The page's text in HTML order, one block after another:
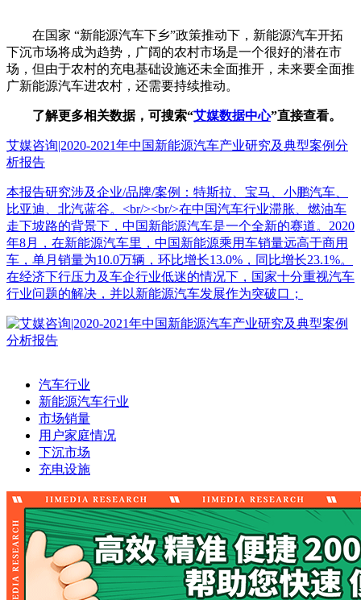
在国家 “新能源汽车下乡”政策推动下，新能源汽车开拓
下沉市场将成为趋势，广阔的农村市场是一个很好的潜在市
场，但由于农村的充电基础设施还未全面推开，未来要全面推
广新能源汽车进农村，还需要持续推动。
了解更多相关数据，可搜索“艾媒数据中心”直接查看。
艾媒咨询|2020-2021年中国新能源汽车产业研究及典型案例分
析报告
本报告研究涉及企业/品牌/案例：特斯拉、宝马、小鹏汽车、
比亚迪、北汽蓝谷。<br/><br/>在中国汽车行业滞胀、燃油车
走下坡路的背景下，中国新能源汽车是一个全新的赛道。2020
年8月，在新能源汽车里，中国新能源乘用车销量远高于商用
车，单月销量为10.0万辆，环比增长13.0%，同比增长23.1%。
在经济下行压力及车企行业低迷的情况下，国家十分重视汽车
行业问题的解决，并以新能源汽车发展作为突破口；
汽车行业
新能源汽车行业
市场销量
用户家庭情况
下沉市场
充电设施